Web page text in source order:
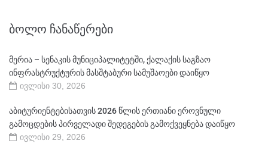
ᲑᲝᲚᲝ ᲩᲐᲜᲐᲬᲔᲠᲔᲑᲘ
მერია – სენაკის მუნიციპალიტეტში, ქალაქის საგზაო
ინფრასტრუქტურის მასშტაბური სამუშაოები დაიწყო
ივლისი 30, 2026
აბიტურიენტებისათვის 2026 წლის ერთიანი ეროვნული
გამოცდების პირველადი შედეგების გამოქვეყნება დაიწყო
ივლისი 29, 2026